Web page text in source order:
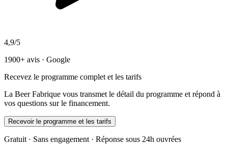
4,9/5
1900+ avis · Google
Recevez le programme complet et les tarifs
La Beer Fabrique vous transmet le détail du programme et répond à
vos questions sur le financement.
Recevoir le programme et les tarifs
Gratuit · Sans engagement · Réponse sous 24h ouvrées